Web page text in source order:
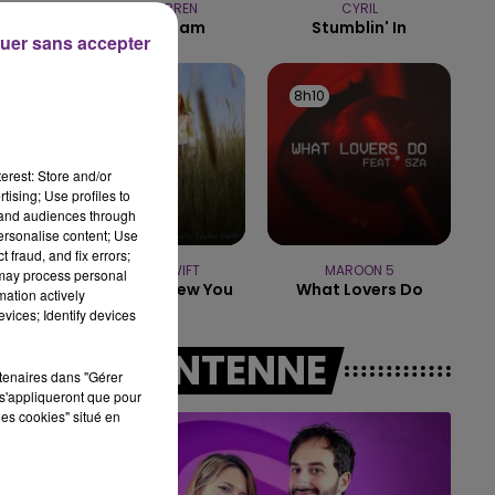
14h00 - 15h00
LA RADIO POP
ALEX WARREN
Fever Dream
CYRIL
Stumblin' In
TAYLOR SWIFT
I Knew It, I Knew You
8h10
8h10
MAROON 5
What Lovers Do
A L'ANTENNE
Store and/or
Use profiles to
audiences through
content; Use
fraud, and fix errors;
process personal
actively
Identify devices
dans "Gérer
que pour
cookies" situé en
sans accepter